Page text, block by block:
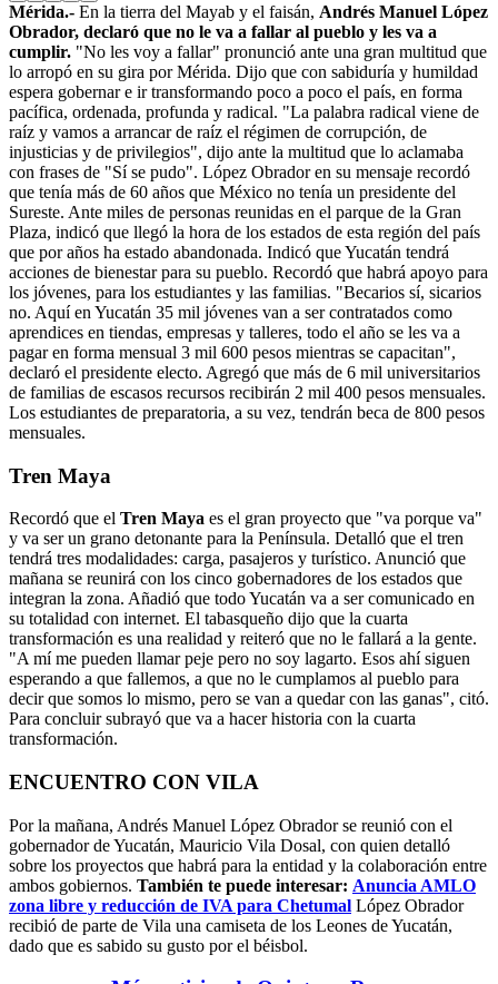
Mérida.- En la tierra del Mayab y el faisán, Andrés Manuel López
Obrador, declaró que no le va a fallar al pueblo y les va a
cumplir. "No les voy a fallar" pronunció ante una gran multitud que
lo arropó en su gira por Mérida. Dijo que con sabiduría y humildad
espera gobernar e ir transformando poco a poco el país, en forma
pacífica, ordenada, profunda y radical. "La palabra radical viene de
raíz y vamos a arrancar de raíz el régimen de corrupción, de
injusticias y de privilegios", dijo ante la multitud que lo aclamaba
con frases de "Sí se pudo". López Obrador en su mensaje recordó
que tenía más de 60 años que México no tenía un presidente del
Sureste. Ante miles de personas reunidas en el parque de la Gran
Plaza, indicó que llegó la hora de los estados de esta región del país
que por años ha estado abandonada. Indicó que Yucatán tendrá
acciones de bienestar para su pueblo. Recordó que habrá apoyo para
los jóvenes, para los estudiantes y las familias. "Becarios sí, sicarios
no. Aquí en Yucatán 35 mil jóvenes van a ser contratados como
aprendices en tiendas, empresas y talleres, todo el año se les va a
pagar en forma mensual 3 mil 600 pesos mientras se capacitan",
declaró el presidente electo. Agregó que más de 6 mil universitarios
de familias de escasos recursos recibirán 2 mil 400 pesos mensuales.
Los estudiantes de preparatoria, a su vez, tendrán beca de 800 pesos
mensuales.
Tren Maya
Recordó que el Tren Maya es el gran proyecto que "va porque va"
y va ser un grano detonante para la Península. Detalló que el tren
tendrá tres modalidades: carga, pasajeros y turístico. Anunció que
mañana se reunirá con los cinco gobernadores de los estados que
integran la zona. Añadió que todo Yucatán va a ser comunicado en
su totalidad con internet. El tabasqueño dijo que la cuarta
transformación es una realidad y reiteró que no le fallará a la gente.
"A mí me pueden llamar peje pero no soy lagarto. Esos ahí siguen
esperando a que fallemos, a que no le cumplamos al pueblo para
decir que somos lo mismo, pero se van a quedar con las ganas", citó.
Para concluir subrayó que va a hacer historia con la cuarta
transformación.
ENCUENTRO CON VILA
Por la mañana, Andrés Manuel López Obrador se reunió con el
gobernador de Yucatán, Mauricio Vila Dosal, con quien detalló
sobre los proyectos que habrá para la entidad y la colaboración entre
ambos gobiernos. También te puede interesar: Anuncia AMLO
zona libre y reducción de IVA para Chetumal López Obrador
recibió de parte de Vila una camiseta de los Leones de Yucatán,
dado que es sabido su gusto por el béisbol.